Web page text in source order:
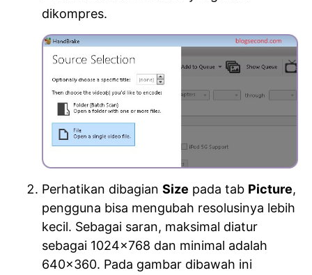
dikompres.
Perhatikan dibagian Size pada tab Picture,
pengguna bisa mengubah resolusinya lebih
kecil. Sebagai saran, maksimal diatur
sebagai 1024×768 dan minimal adalah
640×360. Pada gambar dibawah ini